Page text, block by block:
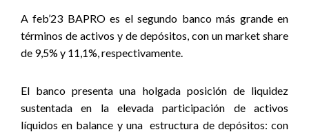
A feb’23 BAPRO es el segundo banco más grande en
términos de activos y de depósitos, con un market share
de 9,5% y 11,1%, respectivamente.
El banco presenta una holgada posición de liquidez
sustentada en la elevada participación de activos
líquidos en balance y una estructura de depósitos: con